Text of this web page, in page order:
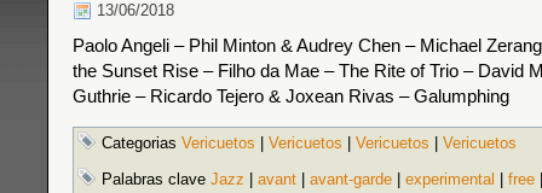
13/06/2018
Paolo Angeli – Phil Minton & Audrey Chen – Michael
the Sunset Rise – Filho da Mae – The Rite of Trio – David
Guthrie – Ricardo Tejero & Joxean Rivas – Galumphing
Categorias Vericuetos Vericuetos Vericuetos
Vericuetos
Palabras clave Jazz avant avant-garde experimental free